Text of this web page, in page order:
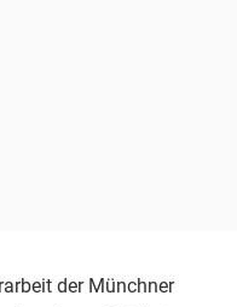
der Münchner